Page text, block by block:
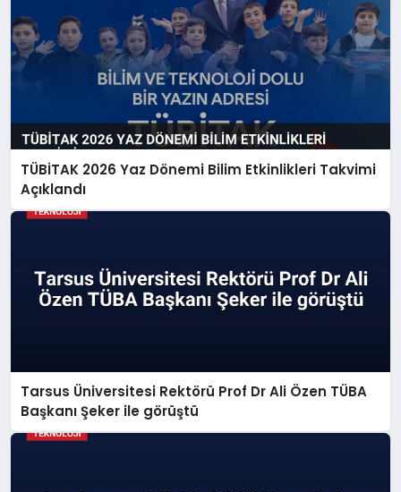
TÜBİTAK 2026 Yaz Dönemi Bilim Etkinlikleri Takvimi
Açıklandı
Tarsus Üniversitesi Rektörü Prof Dr Ali Özen TÜBA
Başkanı Şeker ile görüştü